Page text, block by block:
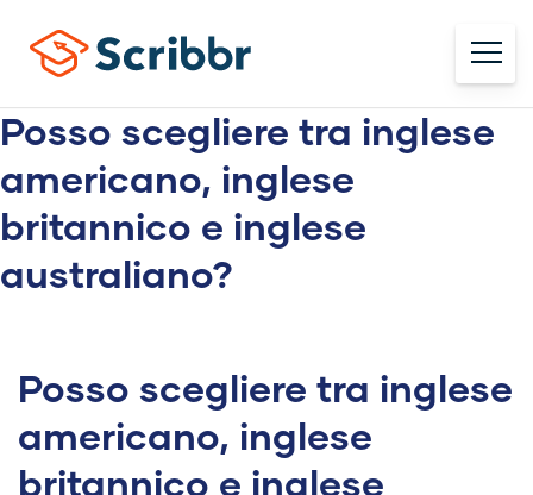
Posso scegliere tra inglese
americano, inglese
britannico e inglese
australiano?
Posso scegliere tra inglese
americano, inglese
britannico e inglese